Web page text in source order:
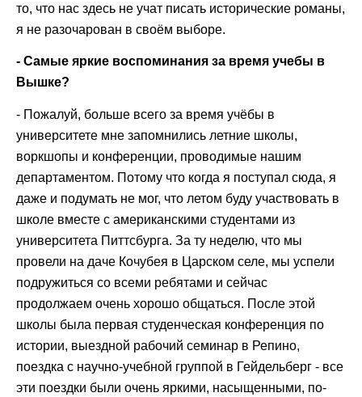
то, что нас здесь не учат писать исторические романы,
я не разочарован в своём выборе.
- Самые яркие воспоминания за время учебы в
Вышке?
- Пожалуй, больше всего за время учёбы в
университете мне запомнились летние школы,
воркшопы и конференции, проводимые нашим
департаментом. Потому что когда я поступал сюда, я
даже и подумать не мог, что летом буду участвовать в
школе вместе с американскими студентами из
университета Питтсбурга. За ту неделю, что мы
провели на даче Кочубея в Царском селе, мы успели
подружиться со всеми ребятами и сейчас
продолжаем очень хорошо общаться. После этой
школы была первая студенческая конференция по
истории, выездной рабочий семинар в Репино,
поездка с научно-учебной группой в Гейдельберг - все
эти поездки были очень яркими, насыщенными, по-